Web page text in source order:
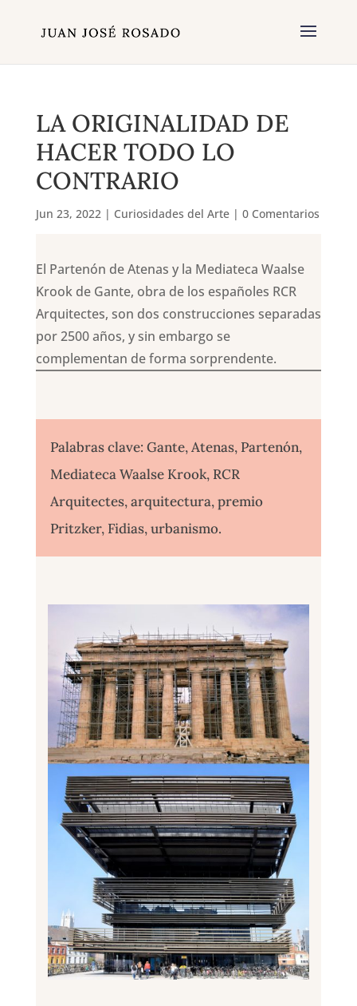
LA ORIGINALIDAD DE
HACER TODO LO
CONTRARIO
Jun 23, 2022| Curiosidades del Arte| 0 Comentarios
El Partenón de Atenas y la Mediateca Waalse
Krook de Gante, obra de los españoles RCR
Arquitectes, son dos construcciones separadas
por 2500 años, y sin embargo se
complementan de forma sorprendente.
Palabras clave: Gante, Atenas, Partenón,
Mediateca Waalse Krook, RCR
Arquitectes, arquitectura, premio
Pritzker, Fidias, urbanismo.